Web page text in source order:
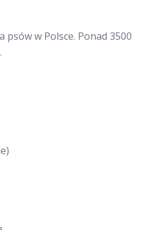
psów w Polsce. Ponad 3500